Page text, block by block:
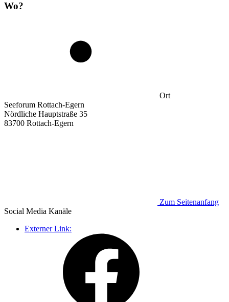
Wo?
Ort
Seeforum Rottach-Egern
Nördliche Hauptstraße 35
83700 Rottach-Egern
Zum Seitenanfang
Social Media Kanäle
Externer Link: